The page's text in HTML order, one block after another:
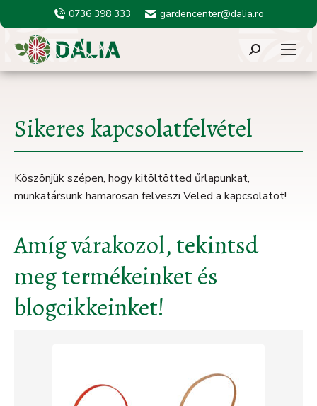
0736 398 333 gardencenter@dalia.ro
Search:
Sikeres kapcsolatfelvétel
Köszönjük szépen, hogy kitöltötted űrlapunkat,
munkatársunk hamarosan felveszi Veled a kapcsolatot!
Amíg várakozol, tekintsd
meg termékeinket és
blogcikkeinket!